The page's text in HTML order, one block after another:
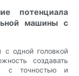
потенциала
машины с
одной головкой
создавать
с точностью и